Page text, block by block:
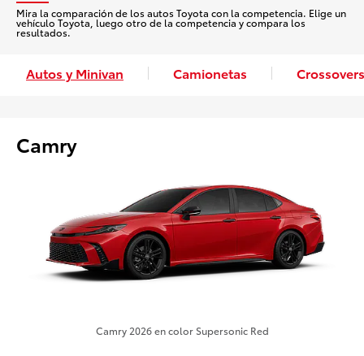
Mira la comparación de los autos Toyota con la competencia. Elige un
vehículo Toyota, luego otro de la competencia y compara los
resultados.
Autos y Minivan Camionetas
Camry
Camry 2026 en color Supersonic Red